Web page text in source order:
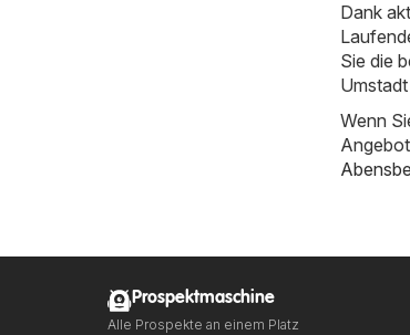
Dank
Sie die
Wenn
Prospektmaschine
Alle Prospekte an einem Platz